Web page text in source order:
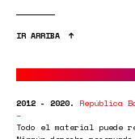
IR ARRIBA
2012 - 2020. República
Todo el material puede